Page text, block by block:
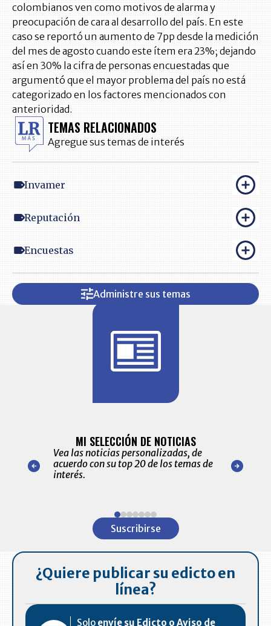
colombianos ven como motivos de alarma y
preocupación de cara al desarrollo del país. En este
caso se reportó un aumento de 7pp desde la medición
del mes de agosto cuando este ítem era 23%; dejando
así en 30% la cifra de personas encuestadas que
argumentó que el mayor problema del país no está
categorizado en los factores mencionados con
anterioridad.
TEMAS RELACIONADOS
Agregue sus temas de interés
Invamer
Reputación
Encuestas
Administre sus temas
nuestro
para
MI SELECCIÓN DE NOTICIAS
Vea las noticias personalizadas, de
acuerdo con su top 20 de los temas de
interés.
de las
Suscribirse
¿Quiere publicar su edicto en
línea?
Solo envíe su Edicto o Aviso de